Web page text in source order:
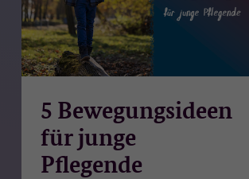
5 Bewegungsideen
für junge
Pflegende